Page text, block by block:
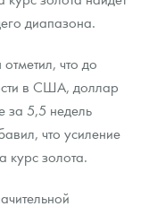
диапазона.
что до
в США, доллар
за 5,5 недель
что усиление
курс золота.